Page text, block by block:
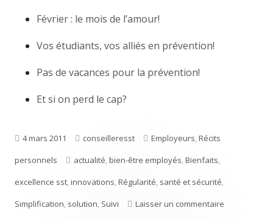
Février : le mois de l’amour!
Vos étudiants, vos alliés en prévention!
Pas de vacances pour la prévention!
Et si on perd le cap?
Publié
le
4 mars 2011 Auteur
conseilleresst Catégories
Employeurs,Récits
personnels
Étiquettes
actualité,bien-être employés,Bienfaits,
excellence sst,innovations,Régularité, santé et sécurité,
Simplification, solution, Suivi Laisser un commentaire